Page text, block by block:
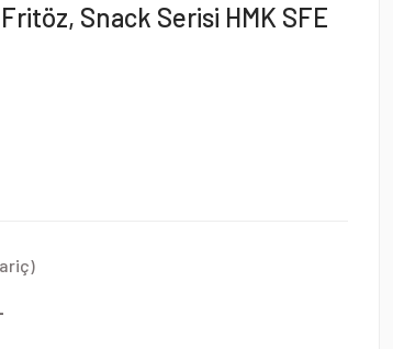
Snack Serisi HMK SFE